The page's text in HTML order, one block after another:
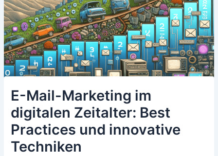
E-Mail-Marketing im
digitalen Zeitalter: Best
Practices und innovative
Techniken